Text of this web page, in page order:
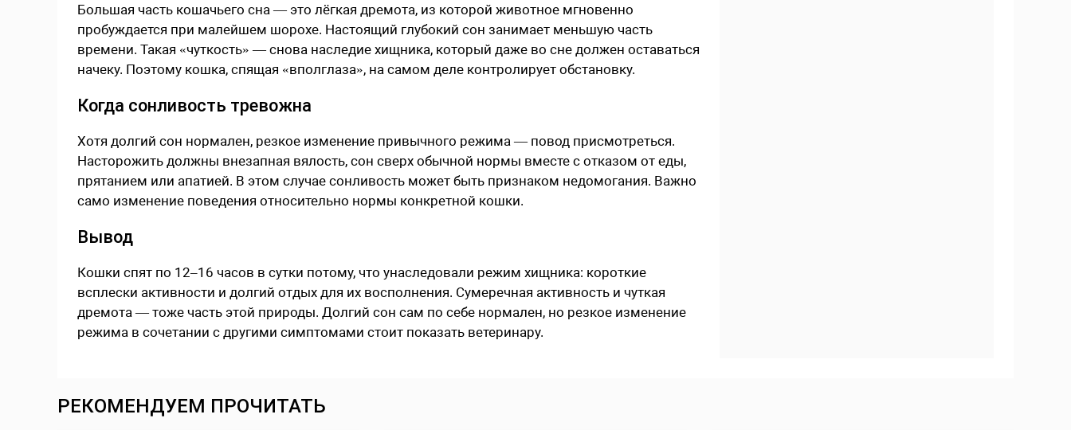
Большая часть кошачьего сна — это лёгкая дремота, из которой животное мгновенно
пробуждается при малейшем шорохе. Настоящий глубокий сон занимает меньшую часть
времени. Такая «чуткость» — снова наследие хищника, который даже во сне должен оставаться
начеку. Поэтому кошка, спящая «вполглаза», на самом деле контролирует обстановку.
Когда сонливость тревожна
Хотя долгий сон нормален, резкое изменение привычного режима — повод присмотреться.
Насторожить должны внезапная вялость, сон сверх обычной нормы вместе с отказом от еды,
прятанием или апатией. В этом случае сонливость может быть признаком недомогания. Важно
само изменение поведения относительно нормы конкретной кошки.
Вывод
Кошки спят по 12–16 часов в сутки потому, что унаследовали режим хищника: короткие
всплески активности и долгий отдых для их восполнения. Сумеречная активность и чуткая
дремота — тоже часть этой природы. Долгий сон сам по себе нормален, но резкое изменение
режима в сочетании с другими симптомами стоит показать ветеринару.
РЕКОМЕНДУЕМ ПРОЧИТАТЬ